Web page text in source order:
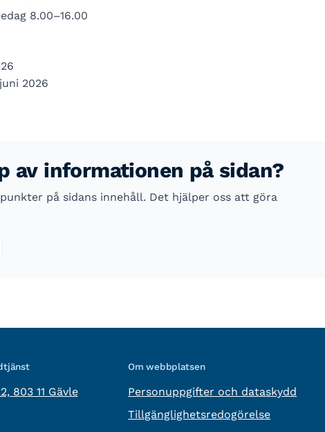
8.00–16.00
2026
av informationen på sidan?
på sidans innehåll. Det hjälper oss att göra
803 11 Gävle
Om webbplatsen
Personuppgifter och dataskydd
Tillgänglighetsredogörelse